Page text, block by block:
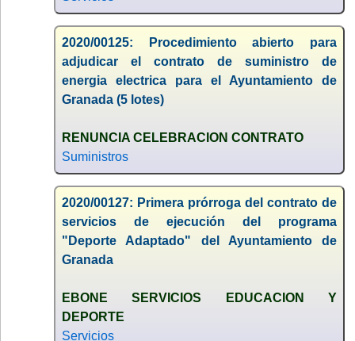
2020/00125: Procedimiento abierto para
adjudicar el contrato de suministro de
energia electrica para el Ayuntamiento de
Granada (5 lotes)
RENUNCIA CELEBRACION CONTRATO
Suministros
2020/00127: Primera prórroga del contrato de
servicios de ejecución del programa
"Deporte Adaptado" del Ayuntamiento de
Granada
EBONE SERVICIOS EDUCACION Y
DEPORTE
Servicios